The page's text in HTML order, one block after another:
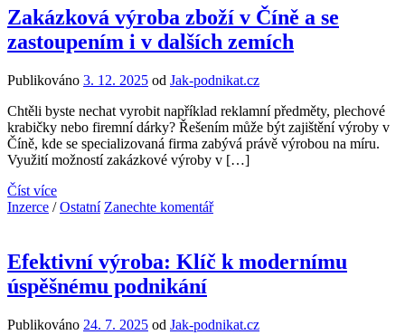
Zakázková výroba zboží v Číně a se
zastoupením i v dalších zemích
Publikováno 3. 12. 2025 od Jak-podnikat.cz
Chtěli byste nechat vyrobit například reklamní předměty, plechové
krabičky nebo firemní dárky? Řešením může být zajištění výroby v
Číně, kde se specializovaná firma zabývá právě výrobou na míru.
Využití možností zakázkové výroby v […]
Číst více
Inzerce /Ostatní Zanechte komentář
Efektivní výroba: Klíč k modernímu
úspěšnému podnikání
Publikováno 24. 7. 2025 od Jak-podnikat.cz